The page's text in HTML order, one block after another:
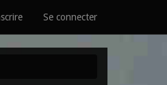
Se connecter